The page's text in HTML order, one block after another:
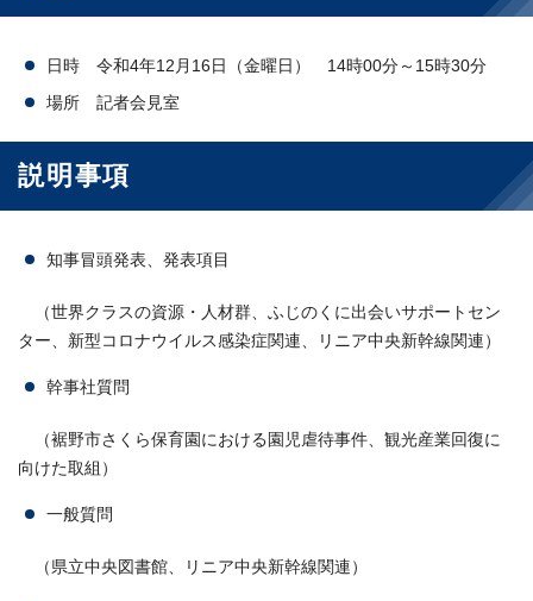
日時 令和4年12月16日（金曜日） 14時00分～15時30分
場所 記者会見室
説明事項
知事冒頭発表、発表項目
（世界クラスの資源・人材群、ふじのくに出会いサポートセン
ター、新型コロナウイルス感染症関連、リニア中央新幹線関連）
幹事社質問
（裾野市さくら保育園における園児虐待事件、観光産業回復に
向けた取組）
一般質問
（県立中央図書館、リニア中央新幹線関連）